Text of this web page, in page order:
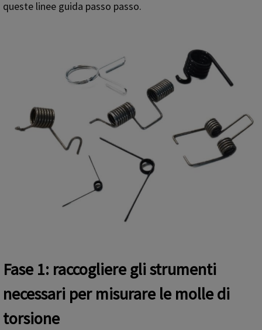
queste linee guida passo passo.
Fase 1: raccogliere gli strumenti
necessari per misurare le molle di
torsione